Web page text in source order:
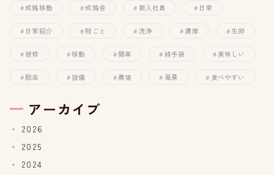
成鶉移動 成鶉舎 新入社員 日常
日常紹介 殻ごと 洗浄 濃厚 生卵
研修 移動 簡単 緑手袋 美味しい
脱走 設備 農場 風景 食べやすい
アーカイブ
2026
2025
2024